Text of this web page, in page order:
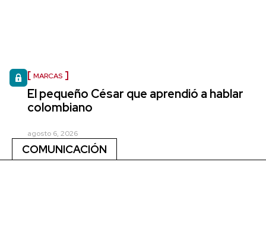
MARCAS
El pequeño César que aprendió a hablar
colombiano
agosto 6, 2026
COMUNICACIÓN